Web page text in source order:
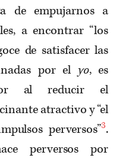
de empujarnos a
a encontrar “los
de satisfacer las
por el yo, es
al reducir el
atractivo y “el
perversos”3.
perversos por